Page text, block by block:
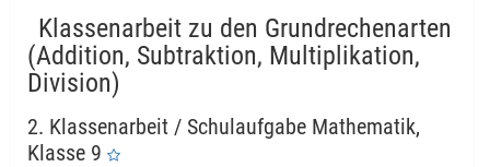
Klassenarbeit zu den Grundrechenarten
(Addition, Subtraktion, Multiplikation,
Division)
2. Klassenarbeit / Schulaufgabe Mathematik,
Klasse 9